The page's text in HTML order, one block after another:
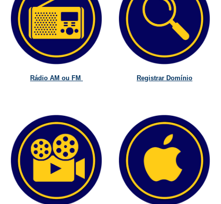
Rádio AM ou FM Registrar Domínio